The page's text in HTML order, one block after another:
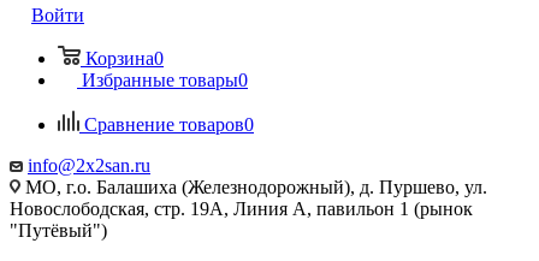
Войти
Корзина0
Избранные товары0
Сравнение товаров0
info@2x2san.ru
МО, г.о. Балашиха (Железнодорожный), д. Пуршево, ул.
Новослободская, стр. 19А, Линия А, павильон 1 (рынок
"Путёвый")